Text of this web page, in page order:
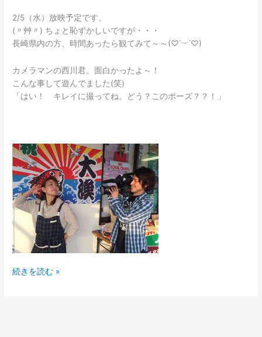
2/5（水）放映予定です。
(〃艸〃) ちょと恥ずかしいですが・・・
長崎県内の方、時間あったら観てみて～～(♡˙︶˙♡)
カメラマンの西川君。面白かったよ～！
こんな事して遊んでました(笑)
「はい！ キレイに撮ってね。どう？このポーズ？？！」
続きを読む »